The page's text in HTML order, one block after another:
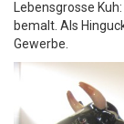
Lebensgrosse
bemalt. Als
Gewerbe.